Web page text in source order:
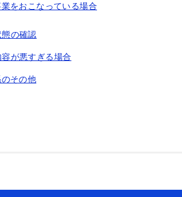
をおこなっている場合
の確認
が悪すぎる場合
その他